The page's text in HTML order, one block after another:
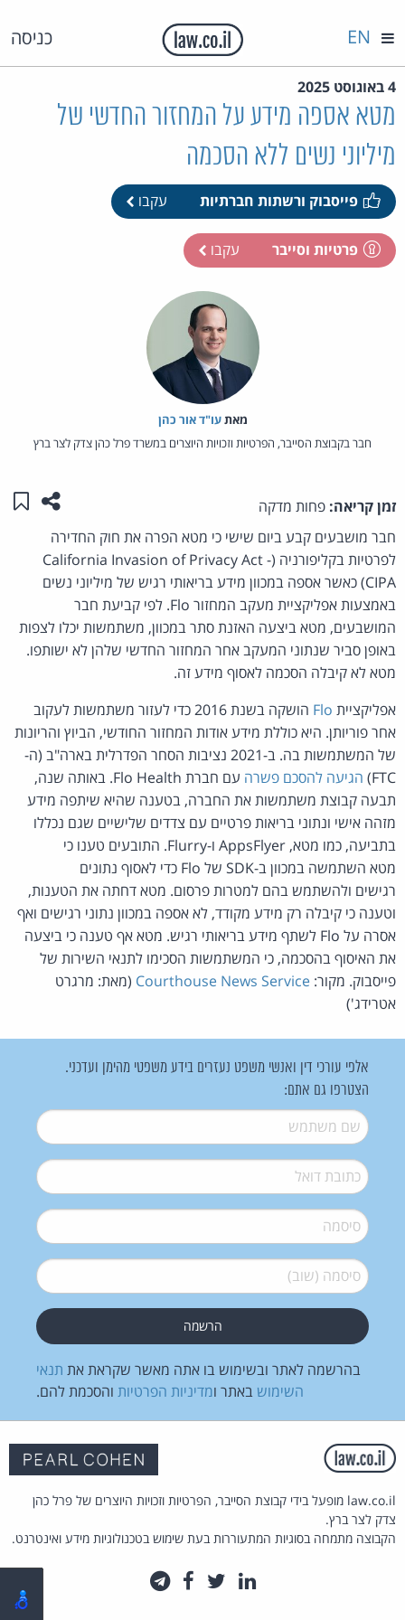
כניסה EN
4 באוגוסט 2025
מטא אספה מידע על המחזור החדשי של
מיליוני נשים ללא הסכמה
פייסבוק ורשתות חברתיות עקבו
פרטיות וסייבר עקבו
מאת‏עו"ד אור כהן
חבר בקבוצת הסייבר, הפרטיות וזכויות היוצרים במשרד פרל כהן צדק לצר ברץ
זמן קריאה: פחות מדקה שתפו
חבר מושבעים קבע ביום שישי כי מטא הפרה את חוק החדירה
לפרטיות בקליפורניה (California Invasion of Privacy Act -
CIPA) כאשר אספה במכוון מידע בריאותי רגיש של מיליוני נשים
באמצעות אפליקציית מעקב המחזור Flo. לפי קביעת חבר
המושבעים, מטא ביצעה האזנת סתר במכוון, משתמשות יכלו לצפות
באופן סביר שנתוני המעקב אחר המחזור החדשי שלהן לא ישותפו.
מטא לא קיבלה הסכמה לאסוף מידע זה.
אפליקציית Flo
הושקה בשנת 2016 כדי לעזור משתמשות לעקוב
אחר פוריותן. היא כוללת מידע אודות המחזור החודשי, הביוץ והריונות
של המשתמשות בה. ב-2021 נציבות הסחר הפדרלית בארה"ב (ה-
FTC) הגיעה להסכם פשרה
עם חברת Flo Health. באותה שנה,
תבעה קבוצת משתמשות את החברה, בטענה שהיא שיתפה מידע
מזהה אישי ונתוני בריאות פרטיים עם צדדים שלישיים שגם נכללו
בתביעה, כמו מטא, AppsFlyer ו-Flurry. התובעים טענו כי
מטא השתמשה במכוון ב-SDK של Flo כדי לאסוף נתונים
רגישים ולהשתמש בהם למטרות פרסום. מטא דחתה את הטענות,
וטענה כי קיבלה רק מידע מקודד, לא אספה במכוון נתוני רגישים ואף
אסרה על Flo לשתף מידע בריאותי רגיש. מטא אף טענה כי ביצעה
את האיסוף בהסכמה, כי המשתמשות הסכימו לתנאי השירות של
פייסבוק. מקור: Courthouse News Service (מאת: מרגרט
אטרידג')
אלפי עורכי דין ואנשי משפט נעזרים בידע משפטי מהימן ועדכני.
הצטרפו גם אתם:
שם משתמש*
דואל*
סיסמה*
סיסמה (שוב)*
בהרשמה לאתר ובשימוש בו אתה מאשר שקראת את תנאי
השימוש באתר ומדיניות הפרטיות והסכמת להם.
law.co.il מופעל בידי קבוצת הסייבר, הפרטיות וזכויות היוצרים של פרל כהן
צדק לצר ברץ.
הקבוצה מתמחה בסוגיות המתעוררות בעת שימוש בטכנולוגיות מידע ואינטרנט.
לינקדאין
טוויטרפייסבוק